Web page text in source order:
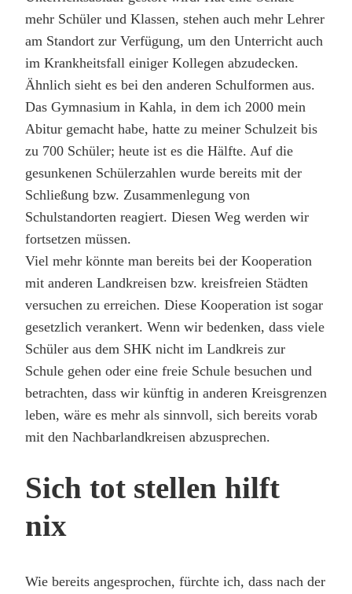
mehr Schüler und Klassen, stehen auch mehr Lehrer
am Standort zur Verfügung, um den Unterricht auch
im Krankheitsfall einiger Kollegen abzudecken.
Ähnlich sieht es bei den anderen Schulformen aus.
Das Gymnasium in Kahla, in dem ich 2000 mein
Abitur gemacht habe, hatte zu meiner Schulzeit bis
zu 700 Schüler; heute ist es die Hälfte. Auf die
gesunkenen Schülerzahlen wurde bereits mit der
Schließung bzw. Zusammenlegung von
Schulstandorten reagiert. Diesen Weg werden wir
fortsetzen müssen.
Viel mehr könnte man bereits bei der Kooperation
mit anderen Landkreisen bzw. kreisfreien Städten
versuchen zu erreichen. Diese Kooperation ist sogar
gesetzlich verankert. Wenn wir bedenken, dass viele
Schüler aus dem SHK nicht im Landkreis zur
Schule gehen oder eine freie Schule besuchen und
betrachten, dass wir künftig in anderen Kreisgrenzen
leben, wäre es mehr als sinnvoll, sich bereits vorab
mit den Nachbarlandkreisen abzusprechen.
Sich tot stellen hilft
nix
Wie bereits angesprochen, fürchte ich, dass nach der